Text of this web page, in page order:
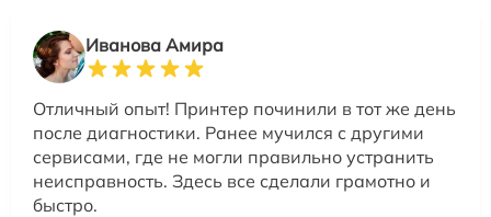
Иванова Амира
Отличный опыт! Принтер починили в тот же день
после диагностики. Ранее мучился с другими
сервисами, где не могли правильно устранить
неисправность. Здесь все сделали грамотно и
быстро.